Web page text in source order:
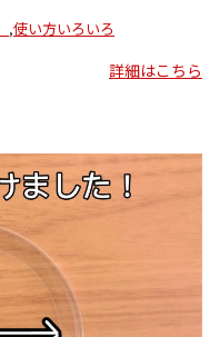
,使い方いろいろ
詳細はこちら